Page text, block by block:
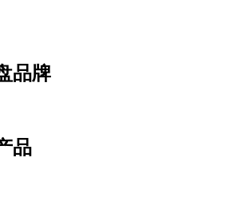
品牌
品